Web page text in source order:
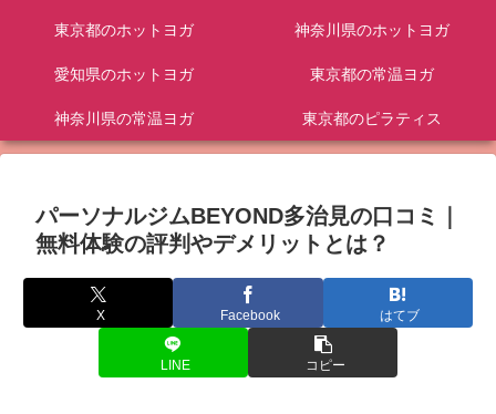
東京都のホットヨガ 神奈川県のホットヨガ
愛知県のホットヨガ 東京都の常温ヨガ
神奈川県の常温ヨガ 東京都のピラティス
パーソナルジムBEYOND多治見の口コミ｜
無料体験の評判やデメリットとは？
X Facebook はてブ
LINE コピー